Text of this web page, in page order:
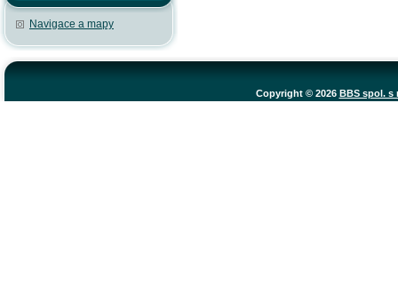
Navigace a mapy
Copyright © 2026 BBS spol. s